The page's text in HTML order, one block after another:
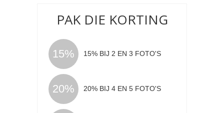
PAK DIE KORTING
15% 15% BIJ 2 EN 3 FOTO'S
20% 20% BIJ 4 EN 5 FOTO'S